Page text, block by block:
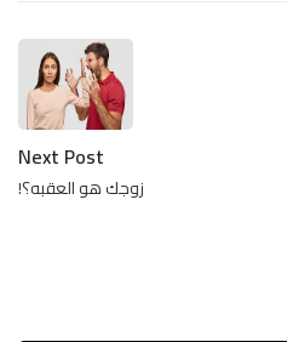
Next Post
زوجك هو العقبه؟!